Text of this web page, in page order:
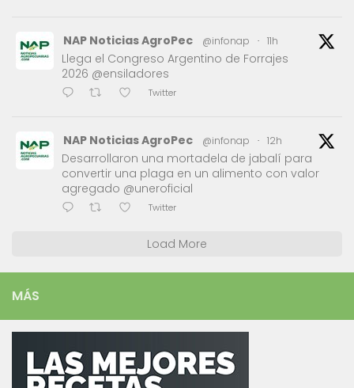
NAP Noticias AgroPec @infonap · 11h
Llega el Congreso Argentino de Forrajes
2026 @ensiladores
Twitter
NAP Noticias AgroPec @infonap · 12h
Desarrollaron una mortadela de jabalí para
convertir una plaga en un alimento con valor
agregado @uneroficial
Twitter
Load More
MÁS